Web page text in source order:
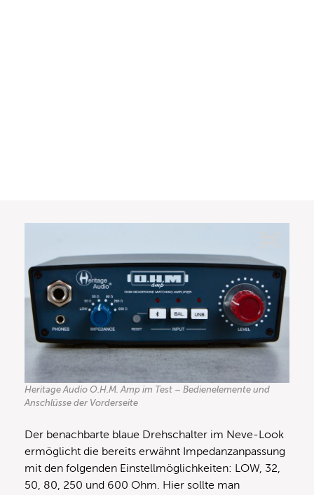
Heritage Audio O.H.M. Amp im Test – Bedienelemente und
Anschlüsse der Vorderseite
Der benachbarte blaue Drehschalter im Neve-Look
ermöglicht die bereits erwähnt Impedanzanpassung
mit den folgenden Einstellmöglichkeiten: LOW, 32,
50, 80, 250 und 600 Ohm. Hier sollte man